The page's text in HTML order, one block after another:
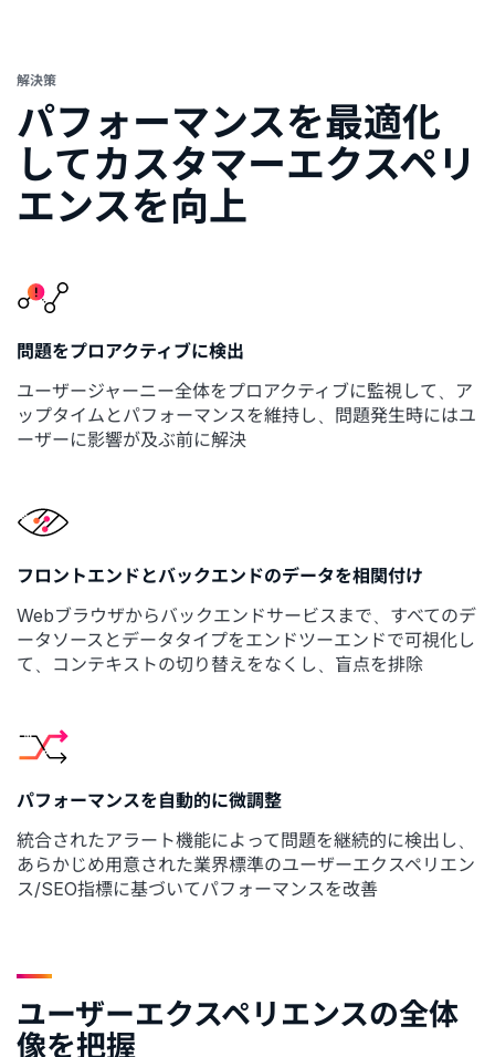
解決策
パフォーマンスを最適化
してカスタマーエクスペリ
エンスを向上
問題をプロアクティブに検出
ユーザージャーニー全体をプロアクティブに監視して、ア
ップタイムとパフォーマンスを維持し、問題発生時にはユ
ーザーに影響が及ぶ前に解決
フロントエンドとバックエンドのデータを相関付け
Webブラウザからバックエンドサービスまで、すべてのデ
ータソースとデータタイプをエンドツーエンドで可視化し
て、コンテキストの切り替えをなくし、盲点を排除
パフォーマンスを自動的に微調整
統合されたアラート機能によって問題を継続的に検出し、
あらかじめ用意された業界標準のユーザーエクスペリエン
ス/SEO指標に基づいてパフォーマンスを改善
ユーザーエクスペリエンスの全体
像を把握